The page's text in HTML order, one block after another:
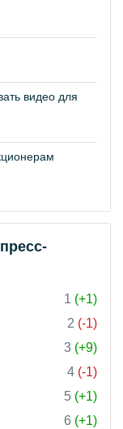
видео для
1 (+1)
2 (-1)
3 (+9)
4 (-1)
5 (+1)
6 (+1)